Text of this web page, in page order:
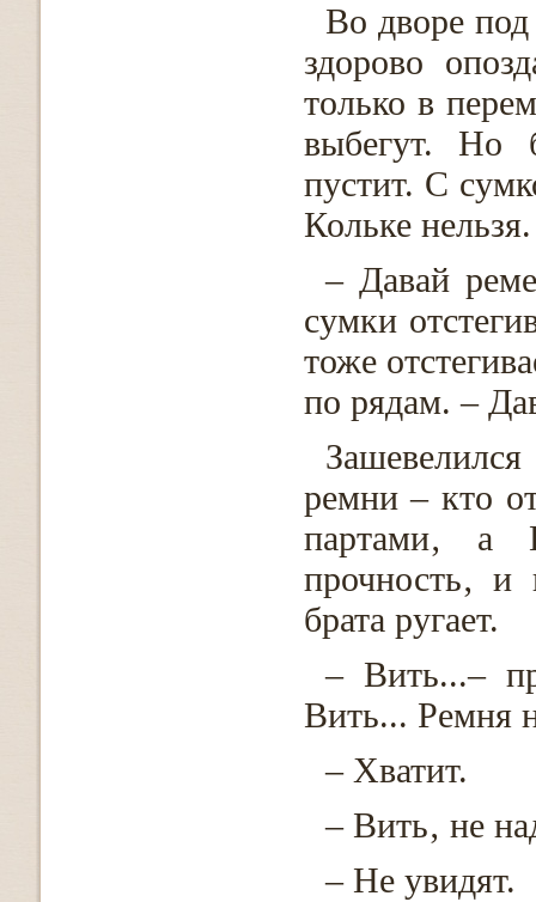
Во дворе
здорово
только в
выбегут. Но
пустит. С
Кольке
– Давай
сумки
тоже
по рядам. –
ремни – кто
партами‚ а
прочность‚
брата ругает.
– Вить...–
Вить... Ремня
– Хватит.
– Вить‚ не
– Не увидят.